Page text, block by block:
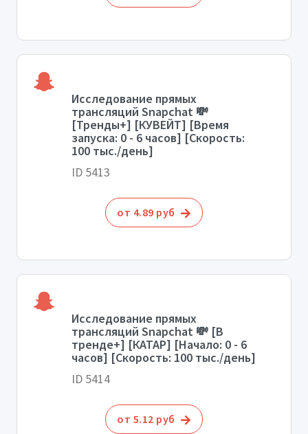
Исследование прямых
трансляций Snapchat 💸
[Тренды+] [КУВЕЙТ] [Время
запуска: 0 - 6 часов] [Скорость:
100 тыс./день]
ID 5413
от 4.89 руб
Исследование прямых
трансляций Snapchat 💸 [В
тренде+] [КАТАР] [Начало: 0 - 6
часов] [Скорость: 100 тыс./день]
ID 5414
от 5.12 руб